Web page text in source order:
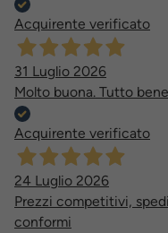
Acquirente verificato
31 Luglio 2026
Molto buona. Tutto
Acquirente verificato
24 Luglio 2026
Prezzi competitivi,
conformi